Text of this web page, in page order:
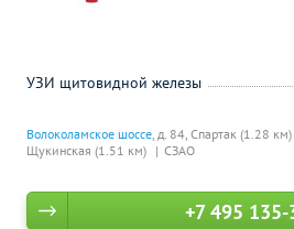
Волоколамское шоссе, д. 84, Спартак (1.28 км)
Щукинская (1.51 км)
СЗАО
УЗИ щитовидной железы
+7 495 135-